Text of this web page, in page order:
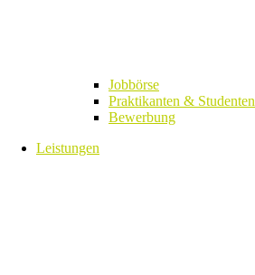
Jobbörse
Praktikanten & Studenten
Bewerbung
Leistungen